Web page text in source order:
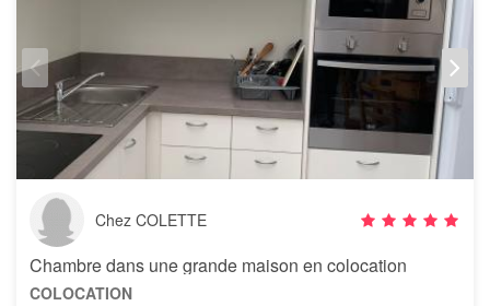
Chez COLETTE
Chambre dans une grande maison en colocation
COLOCATION